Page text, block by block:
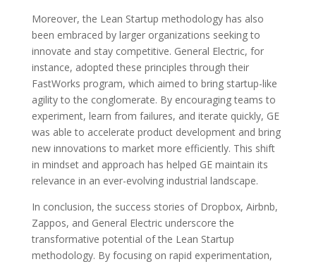
Moreover, the Lean Startup methodology has also
been embraced by larger organizations seeking to
innovate and stay competitive. General Electric, for
instance, adopted these principles through their
FastWorks program, which aimed to bring startup-like
agility to the conglomerate. By encouraging teams to
experiment, learn from failures, and iterate quickly, GE
was able to accelerate product development and bring
new innovations to market more efficiently. This shift
in mindset and approach has helped GE maintain its
relevance in an ever-evolving industrial landscape.
In conclusion, the success stories of Dropbox, Airbnb,
Zappos, and General Electric underscore the
transformative potential of the Lean Startup
methodology. By focusing on rapid experimentation,